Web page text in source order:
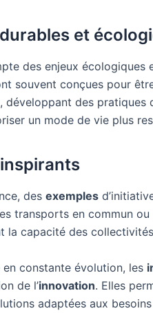
et
des enjeux
souvent conçues pour
développant des pratiques
un mode de vie plus
des exemples
transports en commun ou
la capacité des
en constante évolution, les
de l’innovation. Elles
adaptées aux